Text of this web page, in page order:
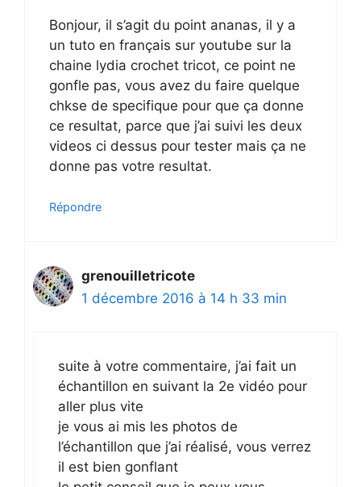
Bonjour, il s’agit du point ananas, il y a
un tuto en français sur youtube sur la
chaine lydia crochet tricot, ce point ne
gonfle pas, vous avez du faire quelque
chkse de specifique pour que ça donne
ce resultat, parce que j’ai suivi les deux
videos ci dessus pour tester mais ça ne
donne pas votre resultat.
Répondre
grenouilletricote
1 décembre 2016 à 14 h 33 min
suite à votre commentaire, j’ai fait un
échantillon en suivant la 2e vidéo pour
aller plus vite
je vous ai mis les photos de
l’échantillon que j’ai réalisé, vous verrez
il est bien gonflant